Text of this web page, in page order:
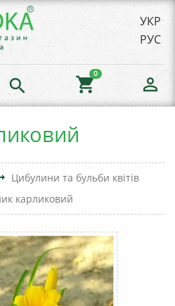
УКР
РУС
search shopping_cart
0
person_outline
Цибулини та бульби квітів
карликовий